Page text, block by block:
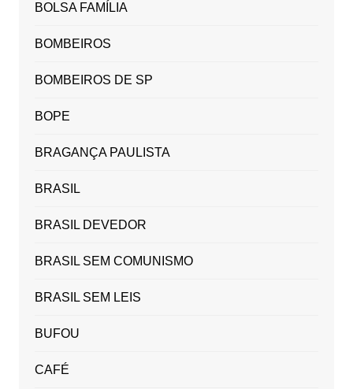
BOLSA FAMÍLIA
BOMBEIROS
BOMBEIROS DE SP
BOPE
BRAGANÇA PAULISTA
BRASIL
BRASIL DEVEDOR
BRASIL SEM COMUNISMO
BRASIL SEM LEIS
BUFOU
CAFÉ